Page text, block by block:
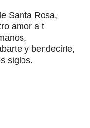
Santa Rosa,
amor a ti
y bendecirte,
siglos.